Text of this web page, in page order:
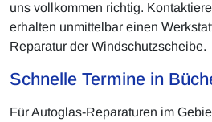
uns vollkommen richtig.
erhalten unmittelbar einen
Reparatur der Windschutzscheibe.
Schnelle Termine in
Für Autoglas-Reparaturen im